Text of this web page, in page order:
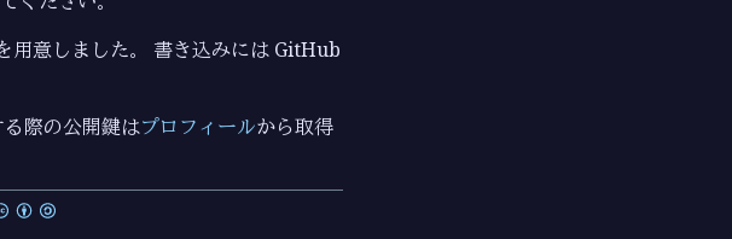
用意しました。 書き込みには GitHub
際の公開鍵はプロフィールから取得